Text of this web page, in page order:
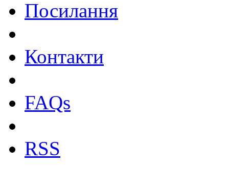
Посилання
Контакти
FAQs
RSS